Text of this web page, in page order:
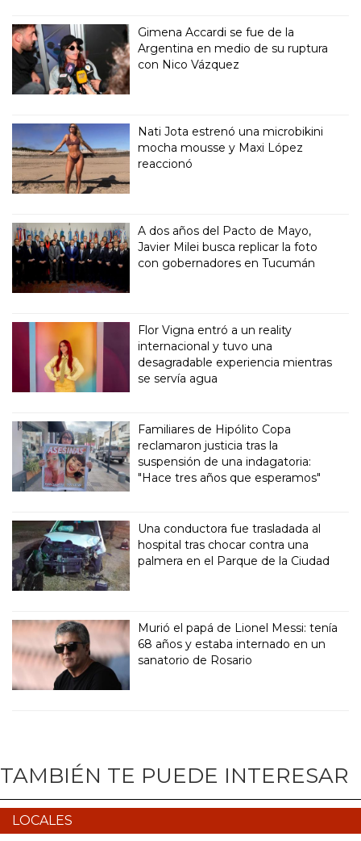
Gimena Accardi se fue de la
Argentina en medio de su ruptura
con Nico Vázquez
Nati Jota estrenó una microbikini
mocha mousse y Maxi López
reaccionó
A dos años del Pacto de Mayo,
Javier Milei busca replicar la foto
con gobernadores en Tucumán
Flor Vigna entró a un reality
internacional y tuvo una
desagradable experiencia mientras
se servía agua
Familiares de Hipólito Copa
reclamaron justicia tras la
suspensión de una indagatoria:
"Hace tres años que esperamos"
Una conductora fue trasladada al
hospital tras chocar contra una
palmera en el Parque de la Ciudad
Murió el papá de Lionel Messi: tenía
68 años y estaba internado en un
sanatorio de Rosario
TAMBIÉN TE PUEDE INTERESAR
LOCALES